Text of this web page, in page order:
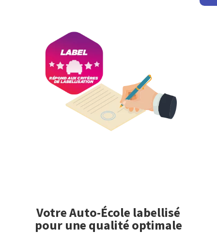
Votre Auto-École labellisé
pour une qualité optimale